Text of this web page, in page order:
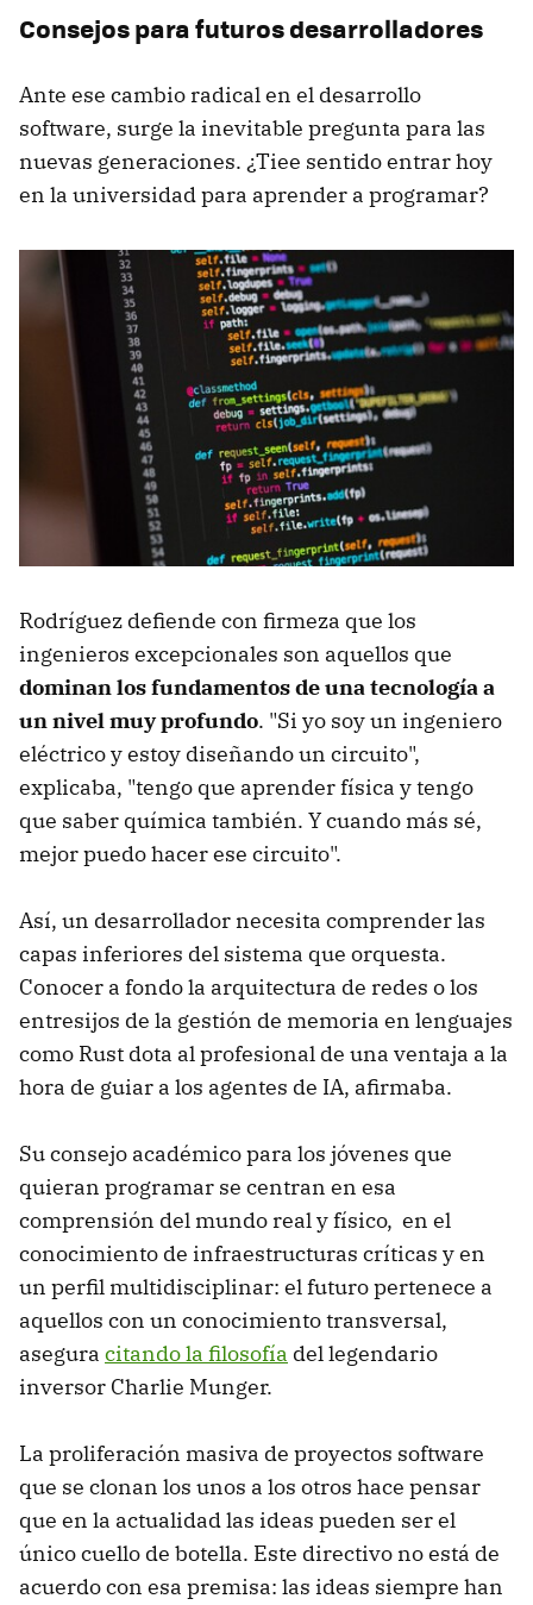
Consejos para futuros desarrolladores
Ante ese cambio radical en el desarrollo
software, surge la inevitable pregunta para las
nuevas generaciones. ¿Tiee sentido entrar hoy
en la universidad para aprender a programar?
Rodríguez defiende con firmeza que los
ingenieros excepcionales son aquellos que
dominan los fundamentos de una tecnología a
un nivel muy profundo. "Si yo soy un ingeniero
eléctrico y estoy diseñando un circuito",
explicaba, "tengo que aprender física y tengo
que saber química también. Y cuando más sé,
mejor puedo hacer ese circuito".
Así, un desarrollador necesita comprender las
capas inferiores del sistema que orquesta.
Conocer a fondo la arquitectura de redes o los
entresijos de la gestión de memoria en lenguajes
como Rust dota al profesional de una ventaja a la
hora de guiar a los agentes de IA, afirmaba.
Su consejo académico para los jóvenes que
quieran programar se centran en esa
comprensión del mundo real y físico, en el
conocimiento de infraestructuras críticas y en
un perfil multidisciplinar: el futuro pertenece a
aquellos con un conocimiento transversal,
asegura citando la filosofía del legendario
inversor Charlie Munger.
La proliferación masiva de proyectos software
que se clonan los unos a los otros hace pensar
que en la actualidad las ideas pueden ser el
único cuello de botella. Este directivo no está de
acuerdo con esa premisa: las ideas siempre han